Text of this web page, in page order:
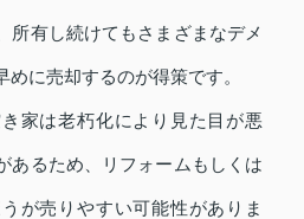
所有し続けてもさまざまなデメ
めに売却するのが得策です。
家は老朽化により見た目が悪
あるため、リフォームもしくは
が売りやすい可能性がありま